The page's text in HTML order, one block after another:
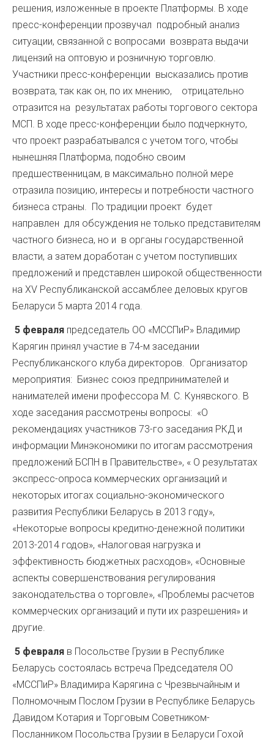
решения, изложенные в проекте Платформы. В ходе
пресс-конференции прозвучал подробный анализ
ситуации, связанной с вопросами возврата выдачи
лицензий на оптовую и розничную торговлю.
Участники пресс-конференции высказались против
возврата, так как он, по их мнению, отрицательно
отразится на результатах работы торгового сектора
МСП. В ходе пресс-конференции было подчеркнуто,
что проект разрабатывался с учетом того, чтобы
нынешняя Платформа, подобно своим
предшественницам, в максимально полной мере
отразила позицию, интересы и потребности частного
бизнеса страны. По традиции проект будет
направлен для обсуждения не только представителям
частного бизнеса, но и в органы государственной
власти, а затем доработан с учетом поступивших
предложений и представлен широкой общественности
на XV Республиканской ассамблее деловых кругов
Беларуси 5 марта 2014 года.
5 февраля председатель ОО «МССПиР» Владимир
Карягин принял участие в 74-м заседании
Республиканского клуба директоров. Организатор
мероприятия: Бизнес союз предпринимателей и
нанимателей имени профессора М. С. Кунявского. В
ходе заседания рассмотрены вопросы: «О
рекомендациях участников 73-го заседания РКД и
информации Минэкономики по итогам рассмотрения
предложений БСПН в Правительстве», « О результатах
экспресс-опроса коммерческих организаций и
некоторых итогах социально-экономического
развития Республики Беларусь в 2013 году»,
«Некоторые вопросы кредитно-денежной политики
2013-2014 годов», «Налоговая нагрузка и
эффективность бюджетных расходов», «Основные
аспекты совершенствования регулирования
законодательства о торговле», «Проблемы расчетов
коммерческих организаций и пути их разрешения» и
другие.
5 февраля в Посольстве Грузии в Республике
Беларусь состоялась встреча Председателя ОО
«МССПиР» Владимира Карягина с Чрезвычайным и
Полномочным Послом Грузии в Республике Беларусь
Давидом Котария и Торговым Советником-
Посланником Посольства Грузии в Беларуси Гохой